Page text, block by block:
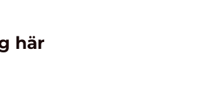
här